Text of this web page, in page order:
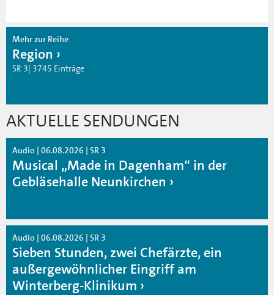
Mehr zur Reihe
Region
SR 3| 3745 Einträge
AKTUELLE SENDUNGEN
Audio | 06.08.2026 | SR 3
Musical „Made in Dagenham“ in der
Gebläsehalle Neunkirchen
Audio | 06.08.2026 | SR 3
Sieben Stunden, zwei Chefärzte, ein
außergewöhnlicher Eingriff am
Winterberg-Klinikum